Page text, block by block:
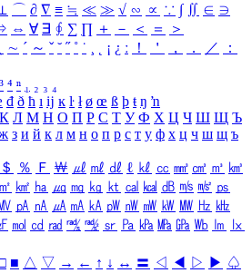
⌒ ∂ ∇ ≡ ≒ ≪ ≫ √ ∽ ∝ ∵ ∫ ∬ ∈ ∋
⇔ ∀ ∃ ∮ ∑ ∏ ＋ － ＜ ＝
＞
∼ ´ ～ ˇ ˘ ˝ ˚ ˙ ¸ ¡ ¿ ː ！ ＇ ， ． ／
：
³ ⁴ ⁿ ₁ ₂ ₃ ₄
đ ð ħ ı ĳ ĸ ŀ ł ø œ ß þ ŧ ŋ ŉ
К Л М Н О П Р С Т У Ф Х Ц Ч Ш Щ Ъ
з и й к л м н о п р с т у ф х ц ч ш щ ъ
＄ ％ Ｆ ￦ ㎕ ㎖ ㎗ ℓ ㎘ ㏄ ㎣ ㎤ ㎥ ㎦
㎡ ㎢ ㏊ ㎍ ㎎ ㎏ ㏏ ㎈ ㎉ ㏈ ㎧ ㎨ ㎰
㎹ ㎀ ㎁ ㎂ ㎃ ㎄ ㎺ ㎻ ㎽ ㎾ ㎿ ㎐ ㎑
㏖ ㏅ ㎭ ㎮ ㎯ ㏛ ㎩ ㎪ ㎫ ㎬ ㏝ ㏐
㏓
■ △ ▽ → ← ↑ ↓ ↔ 〓 ◁ ◀ ▷ ▶ ♤